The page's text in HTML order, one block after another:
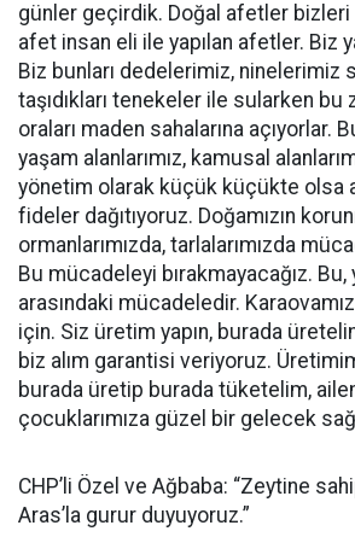
günler geçirdik. Doğal afetler bizleri
afet insan eli ile yapılan afetler. Biz
Biz bunları dedelerimiz, ninelerimiz
taşıdıkları tenekeler ile sularken
oraları maden sahalarına açıyorlar.
yaşam alanlarımız, kamusal
yönetim olarak küçük küçükte olsa
fideler dağıtıyoruz. Doğamızın
ormanlarımızda, tarlalarımızda
Bu mücadeleyi bırakmayacağız.
arasındaki mücadeledir.
için. Siz üretim yapın, burada
biz alım garantisi veriyoruz.
burada üretip burada tüketelim,
çocuklarımıza güzel bir gelecek
CHP’li Özel ve Ağbaba: “Zeytine
Aras’la gurur duyuyoruz.”